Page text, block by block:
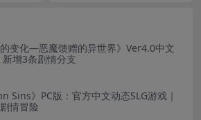
的变化—恶魔馈赠的异世界》Ver4.0中文
新增3条剧情分支
Sins》PC版：官方中文动态SLG游戏｜
情冒险